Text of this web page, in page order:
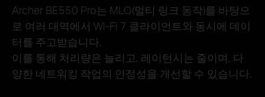
Archer BE550 Pro는 MLO(멀티 링크 동작)를 바탕으
로 여러 대역에서 Wi-Fi 7 클라이언트와 동시에 데이
터를 주고받습니다.
이를 통해 처리량은 늘리고, 레이턴시는 줄이며, 다
양한 네트워킹 작업의 안정성을 개선할 수 있습니다.